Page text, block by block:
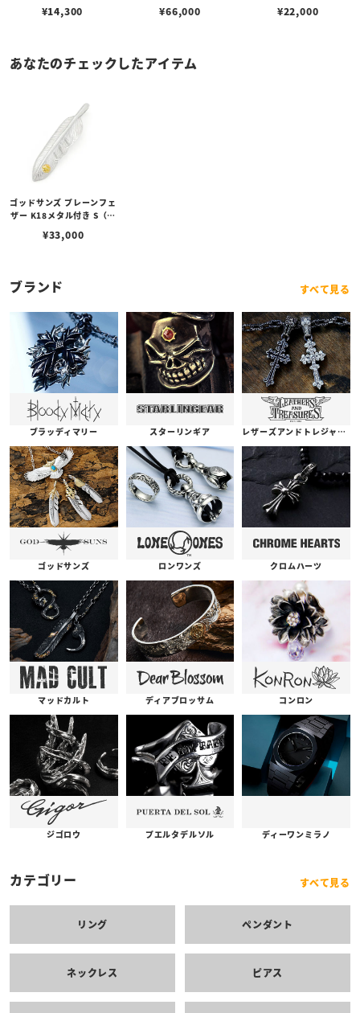
¥14,300 ¥66,000 ¥22,000
あなたのチェックしたアイテム
ゴッドサンズ プレーンフェ
ザー K18メタル付き S（右
¥33,000
ブランド すべて見る
ブラッディマリー スターリンギア レザーズアンドトレジャーズ
ゴッドサンズ ロンワンズ クロムハーツ
マッドカルト ディアブロッサム コンロン
ジゴロウ プエルタデルソル ディーワンミラノ
カテゴリー すべて見る
リング ペンダント
ネックレス ピアス